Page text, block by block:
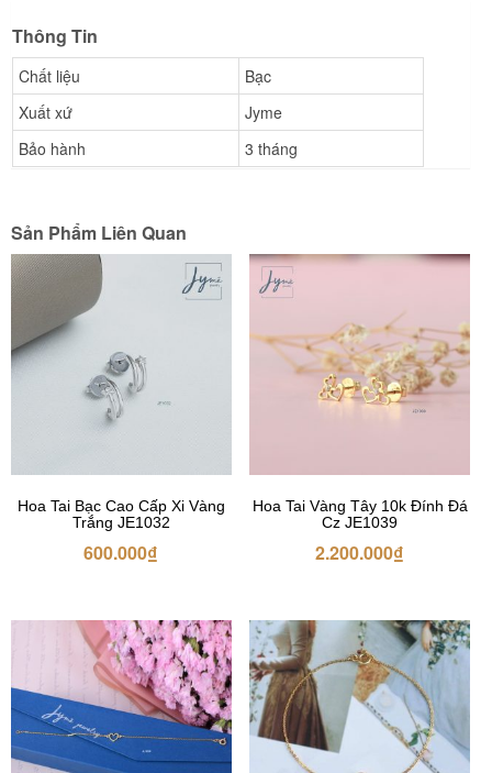
Thông Tin
Chất liệu
Bạc
Xuất xứ
Jyme
Bảo hành
3 tháng
Sản Phẩm Liên Quan
Hoa Tai Bạc Cao Cấp Xi Vàng
Trắng JE1032
600.000₫
Hoa Tai Vàng Tây 10k Đính Đá
Cz JE1039
2.200.000₫